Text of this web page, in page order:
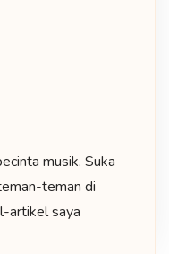
musik. Suka
teman di
artikel saya